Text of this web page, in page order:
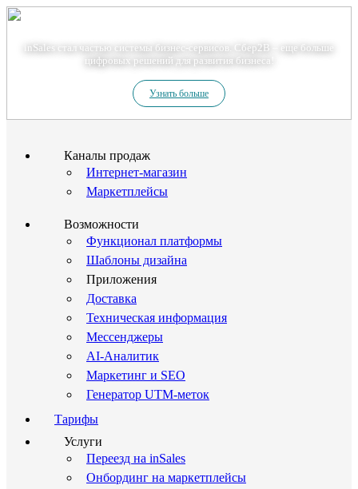
inSales стал частью системы бизнес-сервисов. Сбер2В – еще больше
цифровых решений для развития бизнеса!
Узнать больше
Каналы продаж
Интернет-магазин
Маркетплейсы
Возможности
Функционал платформы
Шаблоны дизайна
Приложения
Доставка
Техническая информация
Мессенджеры
AI-Аналитик
Маркетинг и SEO
Генератор UTM-меток
Тарифы
Услуги
Переезд на inSales
Онбординг на маркетплейсы